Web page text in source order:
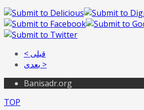
< قبلی
بعدی >
Banisadr.org
TOP